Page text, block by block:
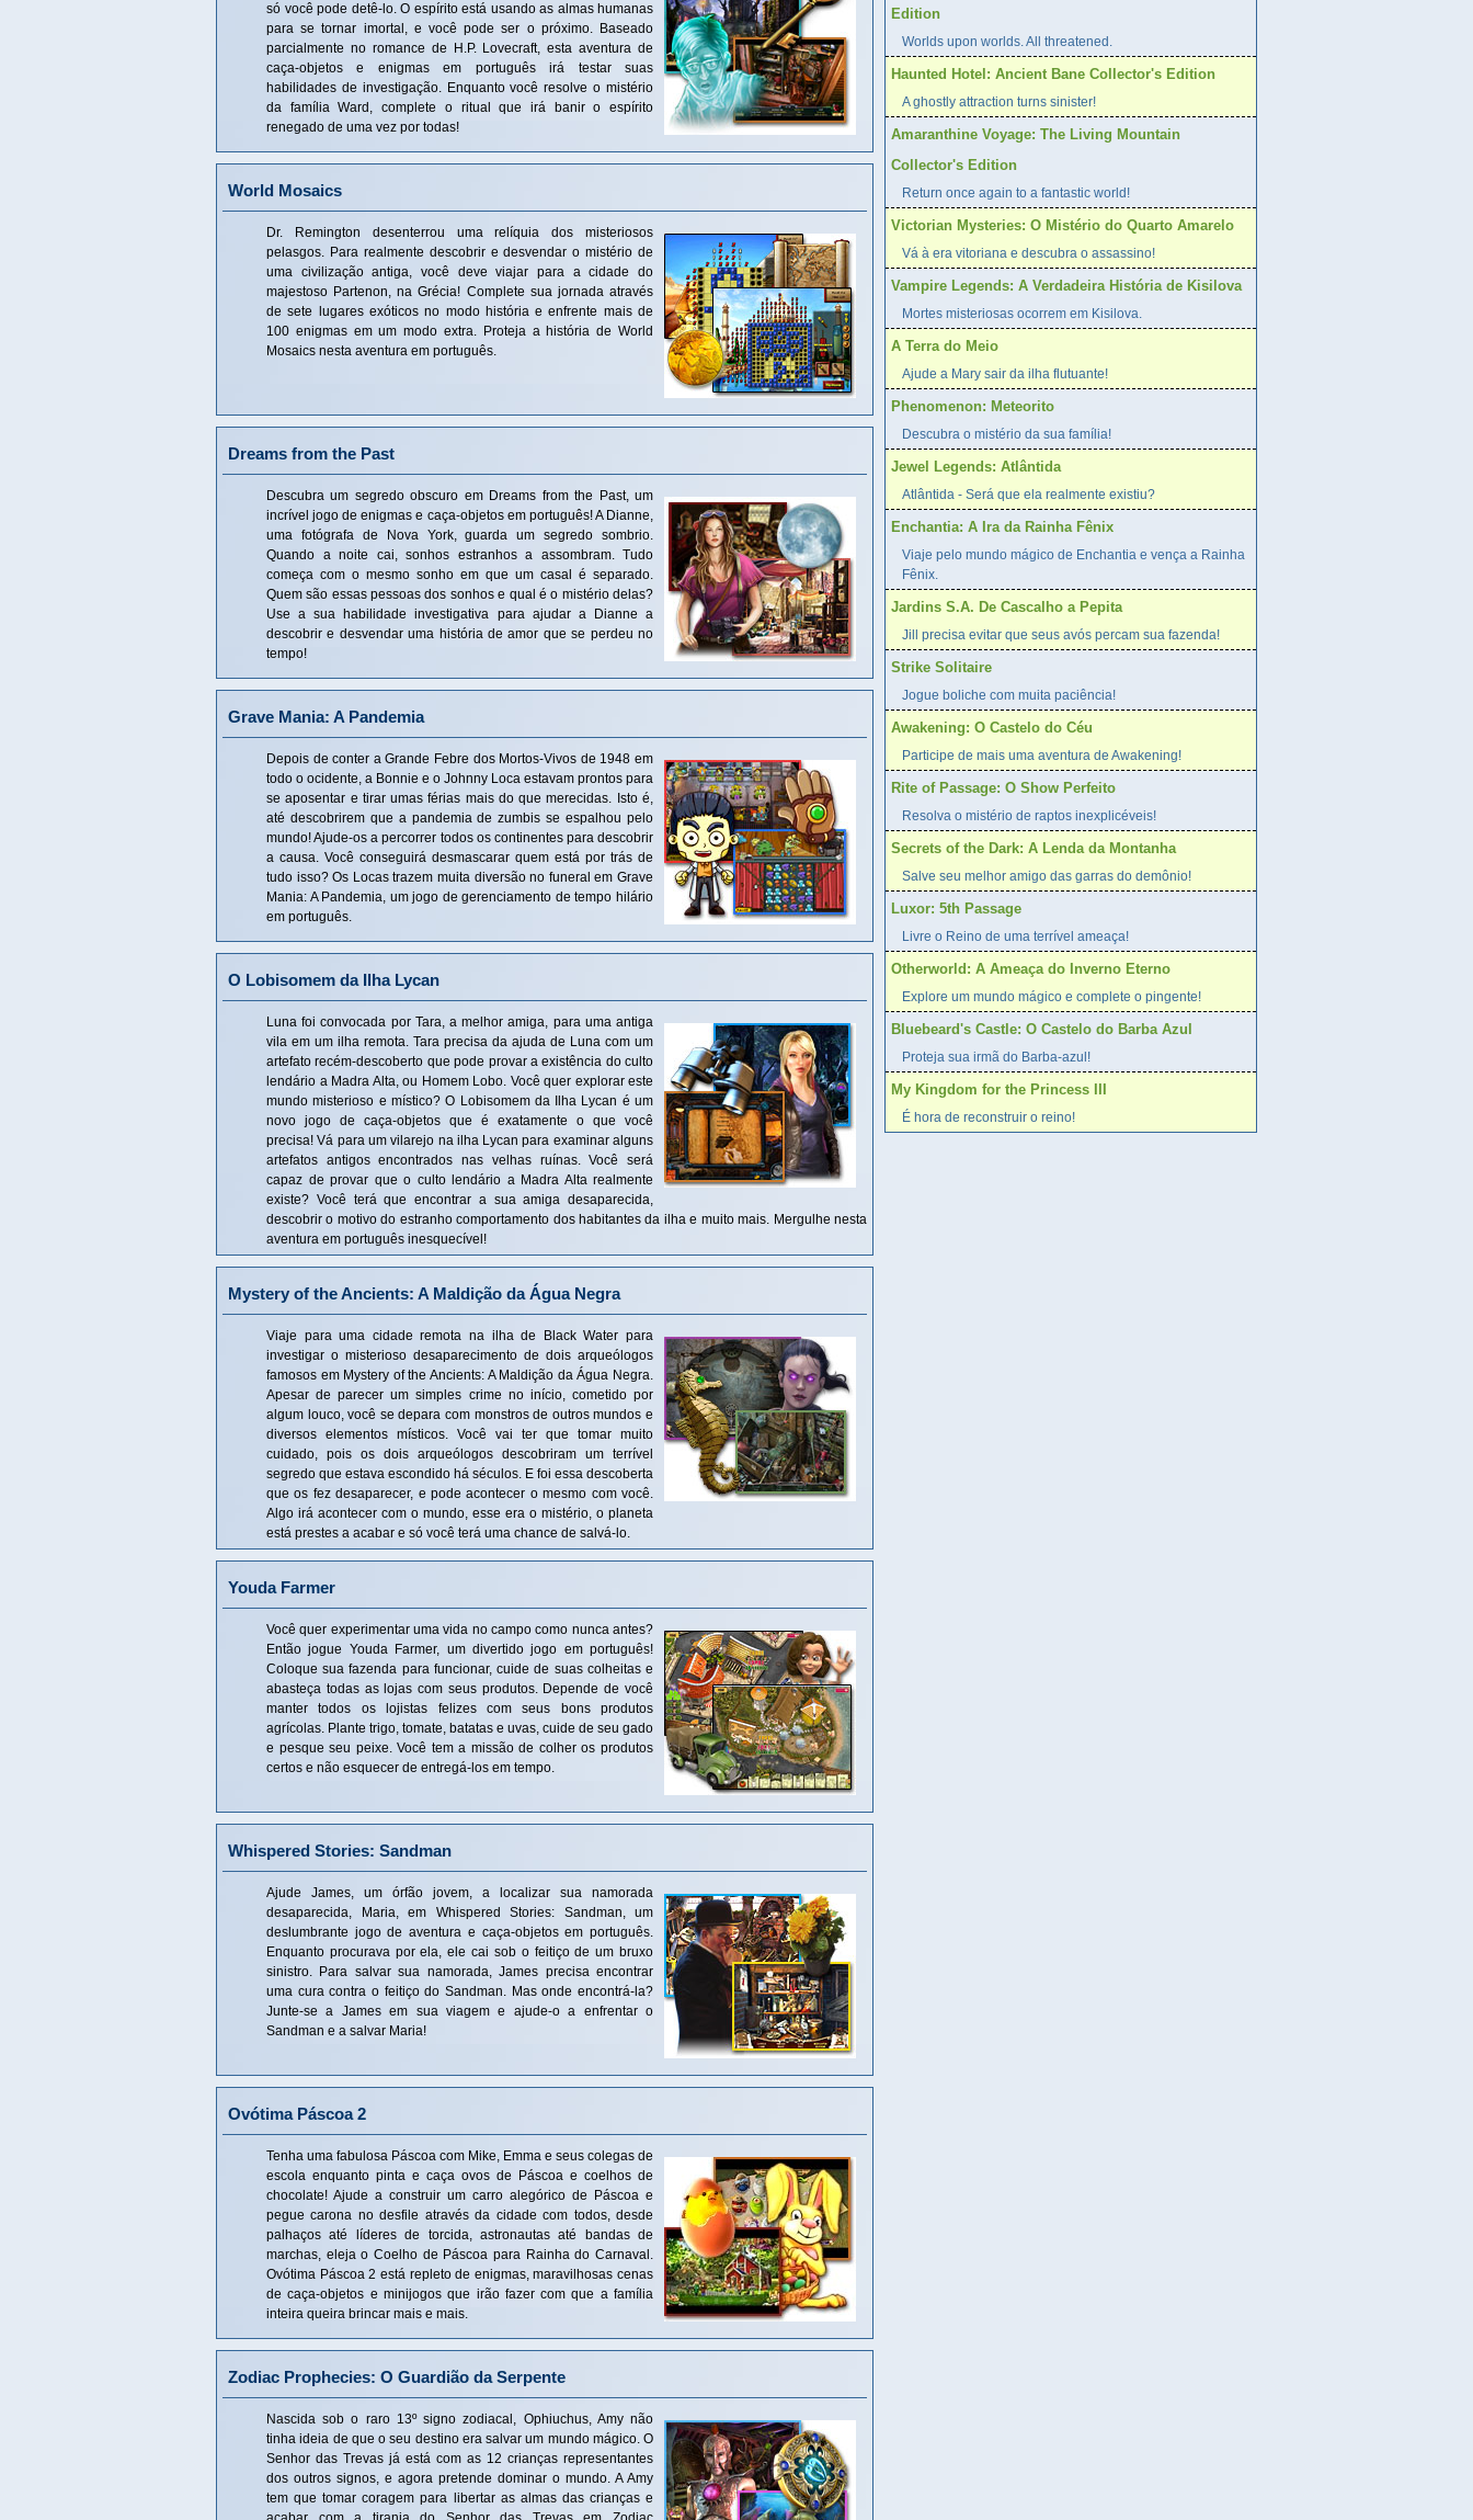
só você pode detê-lo. O espírito está usando as almas humanas
para se tornar imortal, e você pode ser o próximo. Baseado
parcialmente no romance de H.P. Lovecraft, esta aventura de
caça-objetos e enigmas em português irá testar suas
habilidades de investigação. Enquanto você resolve o mistério
da família Ward, complete o ritual que irá banir o espírito
renegado de uma vez por todas!
World Mosaics
Dr. Remington desenterrou uma relíquia dos misteriosos
pelasgos. Para realmente descobrir e desvendar o mistério de
uma civilização antiga, você deve viajar para a cidade do
majestoso Partenon, na Grécia! Complete sua jornada através
de sete lugares exóticos no modo história e enfrente mais de
100 enigmas em um modo extra. Proteja a história de World
Mosaics nesta aventura em português.
Dreams from the Past
Descubra um segredo obscuro em Dreams from the Past, um
incrível jogo de enigmas e caça-objetos em português! A Dianne,
uma fotógrafa de Nova York, guarda um segredo sombrio.
Quando a noite cai, sonhos estranhos a assombram. Tudo
começa com o mesmo sonho em que um casal é separado.
Quem são essas pessoas dos sonhos e qual é o mistério delas?
Use a sua habilidade investigativa para ajudar a Dianne a
descobrir e desvendar uma história de amor que se perdeu no
tempo!
Grave Mania: A Pandemia
Depois de conter a Grande Febre dos Mortos-Vivos de 1948 em
todo o ocidente, a Bonnie e o Johnny Loca estavam prontos para
se aposentar e tirar umas férias mais do que merecidas. Isto é,
até descobrirem que a pandemia de zumbis se espalhou pelo
mundo! Ajude-os a percorrer todos os continentes para descobrir
a causa. Você conseguirá desmascarar quem está por trás de
tudo isso? Os Locas trazem muita diversão no funeral em Grave
Mania: A Pandemia, um jogo de gerenciamento de tempo hilário
em português.
O Lobisomem da Ilha Lycan
Luna foi convocada por Tara, a melhor amiga, para uma antiga
vila em um ilha remota. Tara precisa da ajuda de Luna com um
artefato recém-descoberto que pode provar a existência do culto
lendário a Madra Alta, ou Homem Lobo. Você quer explorar este
mundo misterioso e místico? O Lobisomem da Ilha Lycan é um
novo jogo de caça-objetos que é exatamente o que você
precisa! Vá para um vilarejo na ilha Lycan para examinar alguns
artefatos antigos encontrados nas velhas ruínas. Você será
capaz de provar que o culto lendário a Madra Alta realmente
existe? Você terá que encontrar a sua amiga desaparecida,
descobrir o motivo do estranho comportamento dos habitantes da ilha e muito mais. Mergulhe nesta
aventura em português inesquecível!
Mystery of the Ancients: A Maldição da Água Negra
Viaje para uma cidade remota na ilha de Black Water para
investigar o misterioso desaparecimento de dois arqueólogos
famosos em Mystery of the Ancients: A Maldição da Água Negra.
Apesar de parecer um simples crime no início, cometido por
algum louco, você se depara com monstros de outros mundos e
diversos elementos místicos. Você vai ter que tomar muito
cuidado, pois os dois arqueólogos descobriram um terrível
segredo que estava escondido há séculos. E foi essa descoberta
que os fez desaparecer, e pode acontecer o mesmo com você.
Algo irá acontecer com o mundo, esse era o mistério, o planeta
está prestes a acabar e só você terá uma chance de salvá-lo.
Youda Farmer
Você quer experimentar uma vida no campo como nunca antes?
Então jogue Youda Farmer, um divertido jogo em português!
Coloque sua fazenda para funcionar, cuide de suas colheitas e
abasteça todas as lojas com seus produtos. Depende de você
manter todos os lojistas felizes com seus bons produtos
agrícolas. Plante trigo, tomate, batatas e uvas, cuide de seu gado
e pesque seu peixe. Você tem a missão de colher os produtos
certos e não esquecer de entregá-los em tempo.
Whispered Stories: Sandman
Ajude James, um órfão jovem, a localizar sua namorada
desaparecida, Maria, em Whispered Stories: Sandman, um
deslumbrante jogo de aventura e caça-objetos em português.
Enquanto procurava por ela, ele cai sob o feitiço de um bruxo
sinistro. Para salvar sua namorada, James precisa encontrar
uma cura contra o feitiço do Sandman. Mas onde encontrá-la?
Junte-se a James em sua viagem e ajude-o a enfrentar o
Sandman e a salvar Maria!
Ovótima Páscoa 2
Tenha uma fabulosa Páscoa com Mike, Emma e seus colegas de
escola enquanto pinta e caça ovos de Páscoa e coelhos de
chocolate! Ajude a construir um carro alegórico de Páscoa e
pegue carona no desfile através da cidade com todos, desde
palhaços até líderes de torcida, astronautas até bandas de
marchas, eleja o Coelho de Páscoa para Rainha do Carnaval.
Ovótima Páscoa 2 está repleto de enigmas, maravilhosas cenas
de caça-objetos e minijogos que irão fazer com que a família
inteira queira brincar mais e mais.
Zodiac Prophecies: O Guardião da Serpente
Nascida sob o raro 13º signo zodiacal, Ophiuchus, Amy não
tinha ideia de que o seu destino era salvar um mundo mágico. O
Senhor das Trevas já está com as 12 crianças representantes
dos outros signos, e agora pretende dominar o mundo. A Amy
tem que tomar coragem para libertar as almas das crianças e
Edition
Worlds upon worlds. All threatened.
Haunted Hotel: Ancient Bane Collector's Edition
A ghostly attraction turns sinister!
Amaranthine Voyage: The Living Mountain
Collector's Edition
Return once again to a fantastic world!
Victorian Mysteries: O Mistério do Quarto Amarelo
Vá à era vitoriana e descubra o assassino!
Vampire Legends: A Verdadeira História de Kisilova
Mortes misteriosas ocorrem em Kisilova.
A Terra do Meio
Ajude a Mary sair da ilha flutuante!
Phenomenon: Meteorito
Descubra o mistério da sua família!
Jewel Legends: Atlântida
Atlântida - Será que ela realmente existiu?
Enchantia: A Ira da Rainha Fênix
Viaje pelo mundo mágico de Enchantia e vença a Rainha
Fênix.
Jardins S.A. De Cascalho a Pepita
Jill precisa evitar que seus avós percam sua fazenda!
Strike Solitaire
Jogue boliche com muita paciência!
Awakening: O Castelo do Céu
Participe de mais uma aventura de Awakening!
Rite of Passage: O Show Perfeito
Resolva o mistério de raptos inexplicéveis!
Secrets of the Dark: A Lenda da Montanha
Salve seu melhor amigo das garras do demônio!
Luxor: 5th Passage
Livre o Reino de uma terrível ameaça!
Otherworld: A Ameaça do Inverno Eterno
Explore um mundo mágico e complete o pingente!
Bluebeard's Castle: O Castelo do Barba Azul
Proteja sua irmã do Barba-azul!
My Kingdom for the Princess III
É hora de reconstruir o reino!